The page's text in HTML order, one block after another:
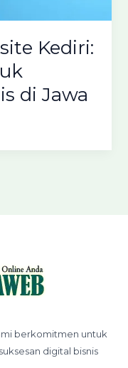
Kediri:
di Jawa
berkomitmen untuk
digital bisnis